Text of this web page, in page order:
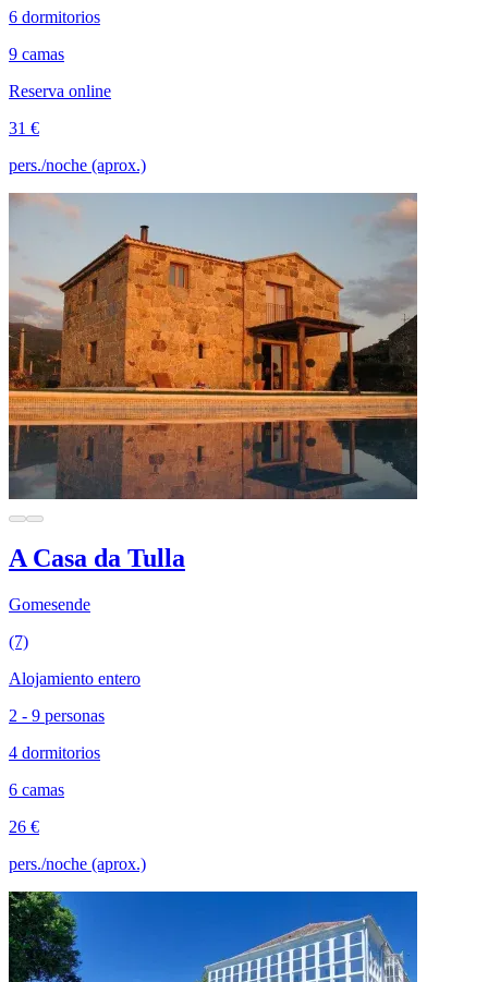
6 dormitorios
9 camas
Reserva online
31 €
pers./noche (aprox.)
A Casa da Tulla
Gomesende
(7)
Alojamiento entero
2 - 9 personas
4 dormitorios
6 camas
26 €
pers./noche (aprox.)